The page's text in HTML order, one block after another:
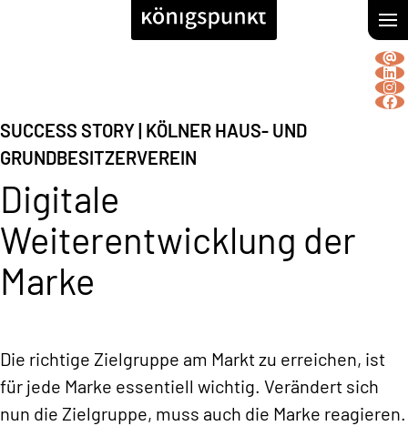
SUCCESS STORY| KÖLNER HAUS- UND
GRUNDBESITZERVEREIN
Digitale
Weiterentwicklung der
Marke
Die richtige Zielgruppe am Markt zu erreichen, ist
für jede Marke essentiell wichtig. Verändert sich
nun die Zielgruppe, muss auch die Marke reagieren.